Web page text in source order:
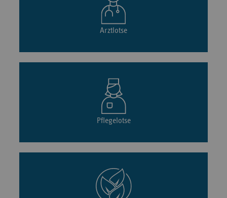
Arztlotse
Pflegelotse